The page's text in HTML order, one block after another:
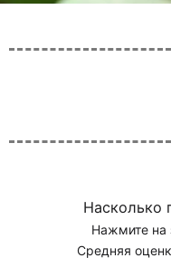
уникальными
Вьющиеся
благодаря
разнообразию
сады и парки
ландшафта.
Сорта
Насколько
Нажмите на
Средняя